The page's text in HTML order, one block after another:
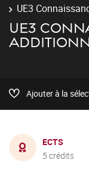
UE3
UE3
Ajouter à la
ECTS
5 crédits